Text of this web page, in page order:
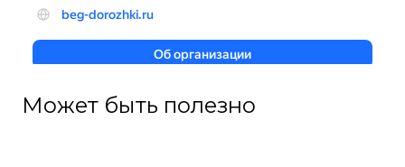
Может быть полезно